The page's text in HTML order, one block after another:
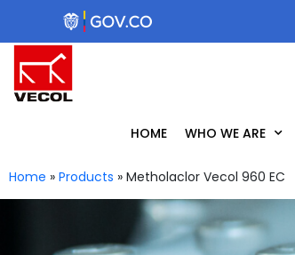
content
HOME WHO WE ARE
Home » Products » Metholaclor Vecol 960 EC